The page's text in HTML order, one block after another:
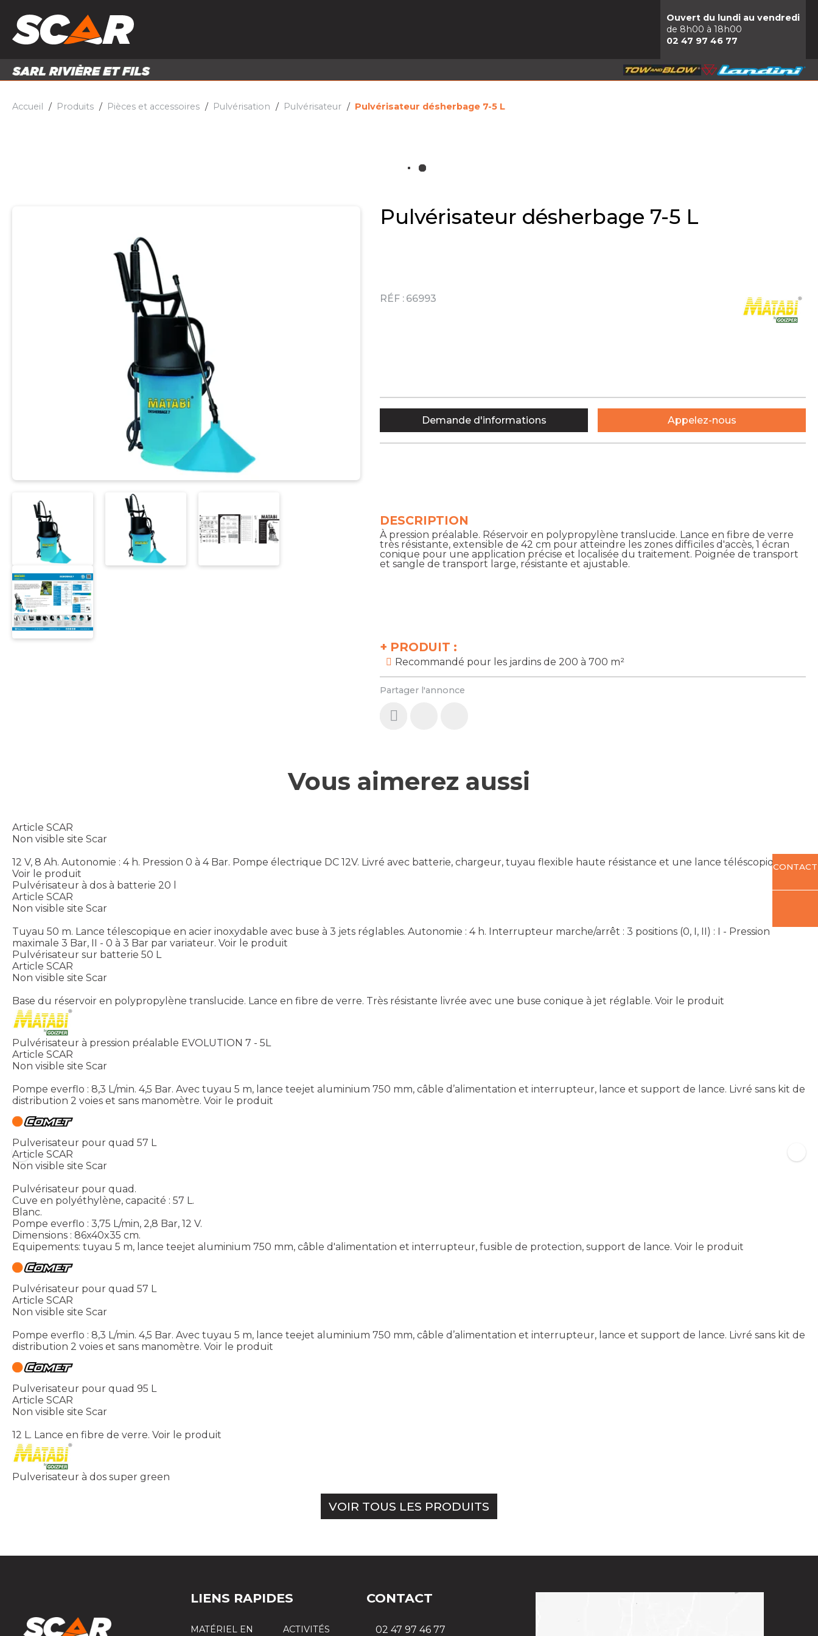
PIÈCES ET ACCESSOIRES
Ouvert du lundi au vendredi
de 8h00 à 18h00
02 47 97 46 77
Accueil Produits Pièces et accessoires Pulvérisation Pulvérisateur Pulvérisateur désherbage 7-5 L
Pulvérisateur désherbage 7-5 L
RÉF : 66993
+ PRODUIT :
Recommandé pour les jardins de 200 à 700 m²
Partager l'annonce
DESCRIPTION
À pression préalable. Réservoir en polypropylène translucide. Lance en fibre de verre
très résistante, extensible de 42 cm pour atteindre les zones difficiles d'accès, 1 écran
conique pour une application précise et localisée du traitement. Poignée de transport
et sangle de transport large, résistante et ajustable.
Demande d'informations Appelez-nous
Vous aimerez aussi
Article SCAR
Non visible site Scar
12 V, 8 Ah. Autonomie : 4 h. Pression 0 à 4 Bar. Pompe électrique DC 12V. Livré avec batterie, chargeur, tuyau flexible haute résistance et une lance téléscopique.
Voir le produit
Pulvérisateur à dos à batterie 20 l
Article SCAR
Non visible site Scar
Tuyau 50 m. Lance télescopique en acier inoxydable avec buse à 3 jets réglables. Autonomie : 4 h. Interrupteur marche/arrêt : 3 positions (0, I, II) : I - Pression
maximale 3 Bar, II - 0 à 3 Bar par variateur. Voir le produit
Pulvérisateur sur batterie 50 L
Article SCAR
Non visible site Scar
Base du réservoir en polypropylène translucide. Lance en fibre de verre. Très résistante livrée avec une buse conique à jet réglable. Voir le produit
Pulvérisateur à pression préalable EVOLUTION 7 - 5L
Article SCAR
Non visible site Scar
Pompe everflo : 8,3 L/min. 4,5 Bar. Avec tuyau 5 m, lance teejet aluminium 750 mm, câble d’alimentation et interrupteur, lance et support de lance. Livré sans kit de
distribution 2 voies et sans manomètre. Voir le produit
Pulverisateur pour quad 57 L
Article SCAR
Non visible site Scar
Pulvérisateur pour quad.
Cuve en polyéthylène, capacité : 57 L.
Blanc.
Pompe everflo : 3,75 L/min, 2,8 Bar, 12 V.
Dimensions : 86x40x35 cm.
Equipements: tuyau 5 m, lance teejet aluminium 750 mm, câble d'alimentation et interrupteur, fusible de protection, support de lance. Voir le produit
Pulvérisateur pour quad 57 L
Article SCAR
Non visible site Scar
Pompe everflo : 8,3 L/min. 4,5 Bar. Avec tuyau 5 m, lance teejet aluminium 750 mm, câble d’alimentation et interrupteur, lance et support de lance. Livré sans kit de
distribution 2 voies et sans manomètre. Voir le produit
Pulverisateur pour quad 95 L
Article SCAR
Non visible site Scar
12 L. Lance en fibre de verre. Voir le produit
Pulverisateur à dos super green
VOIR TOUS LES PRODUITS
CONTACT
LIENS RAPIDES
MATÉRIEL EN
ACTIVITÉS
CONTACT
02 47 97 46 77